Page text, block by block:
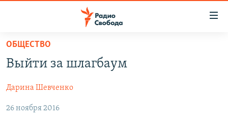
упрощенного
доступа
содержанию
АВТОРСКИЕ ПРОЕКТЫ
ЦИТАТЫ СВОБОДЫ
ОБЩЕСТВО
Выйти за шлагбаум
Дарина Шевченко
26 ноября 2016